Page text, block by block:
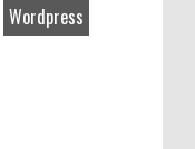
Wordpress